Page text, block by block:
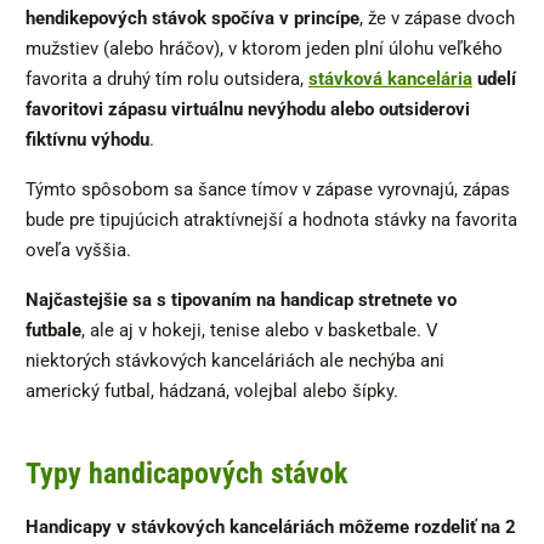
hendikepových stávok spočíva v princípe, že v zápase dvoch
mužstiev (alebo hráčov), v ktorom jeden plní úlohu veľkého
favorita a druhý tím rolu outsidera, stávková kancelária udelí
favoritovi zápasu virtuálnu nevýhodu alebo outsiderovi
fiktívnu výhodu.
Týmto spôsobom sa šance tímov v zápase vyrovnajú, zápas
bude pre tipujúcich atraktívnejší a hodnota stávky na favorita
oveľa vyššia.
Najčastejšie sa s tipovaním na handicap stretnete vo
futbale, ale aj v hokeji, tenise alebo v basketbale. V
niektorých stávkových kanceláriách ale nechýba ani
americký futbal, hádzaná, volejbal alebo šípky.
Typy handicapových stávok
Handicapy v stávkových kanceláriách môžeme rozdeliť na 2